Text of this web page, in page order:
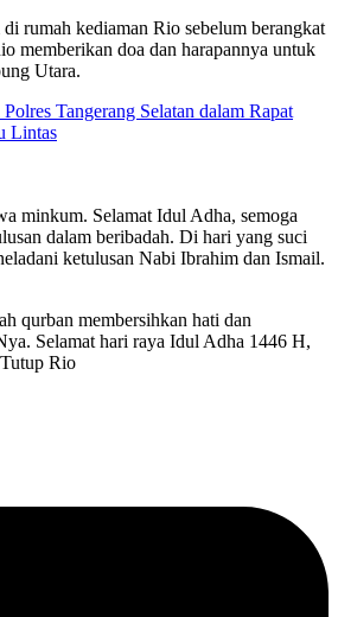
rumah kediaman Rio sebelum berangkat
memberikan doa dan harapannya untuk
Utara.
Tangerang Selatan dalam Rapat
Lintas
minkum. Selamat Idul Adha, semoga
dalam beribadah. Di hari yang suci
ketulusan Nabi Ibrahim dan Ismail.
qurban membersihkan hati dan
Selamat hari raya Idul Adha 1446 H,
Rio